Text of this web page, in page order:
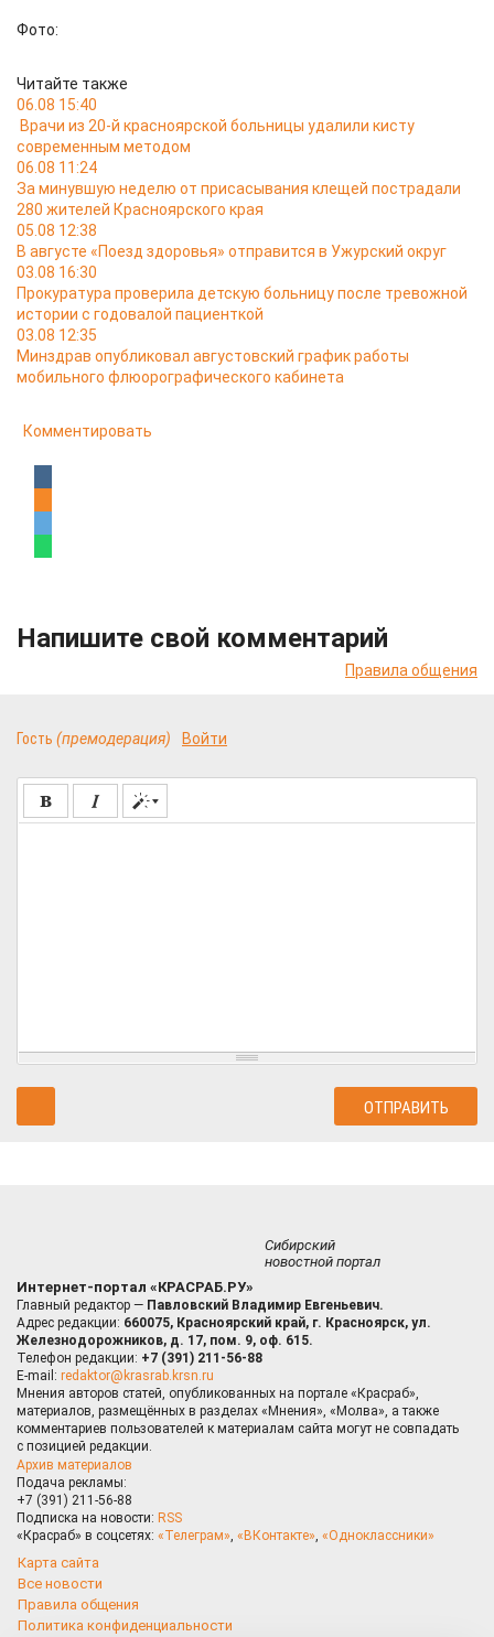
Фото:
Читайте также
06.08 15:40
Врачи из 20-й красноярской больницы удалили кисту
современным методом
06.08 11:24
За минувшую неделю от присасывания клещей пострадали
280 жителей Красноярского края
05.08 12:38
В августе «Поезд здоровья» отправится в Ужурский округ
03.08 16:30
Прокуратура проверила детскую больницу после тревожной
истории с годовалой пациенткой
03.08 12:35
Минздрав опубликовал августовский график работы
мобильного флюорографического кабинета
Комментировать
Напишите свой комментарий
Правила общения
Гость (премодерация) Войти
Сибирский
новостной портал
Интернет-портал «КРАСРАБ.РУ»
Главный редактор — Павловский Владимир Евгеньевич.
Адрес редакции: 660075, Красноярский край, г. Красноярск, ул.
Железнодорожников, д. 17, пом. 9, оф. 615.
Телефон редакции: +7 (391) 211-56-88
E-mail: redaktor@krasrab.krsn.ru
Мнения авторов статей, опубликованных на портале «Красраб»,
материалов, размещённых в разделах «Мнения», «Молва», а также
комментариев пользователей к материалам сайта могут не совпадать
с позицией редакции.
Архив материалов
Подача рекламы:
+7 (391) 211-56-88
Подписка на новости: RSS
«Красраб» в соцсетях: «Телеграм», «ВКонтакте», «Одноклассники»
Карта сайта
Все новости
Правила общения
Политика конфиденциальности